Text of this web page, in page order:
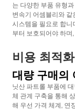
는 다양한 부품 유형
변속기 어셈블리와
시스템을 필요로 합니
부터 보호되어야 하며
비용 최적
대량 구매의
닛산 파트롤 부품에
체 관계 구축을 통해
해 우선 가격 체계, 연